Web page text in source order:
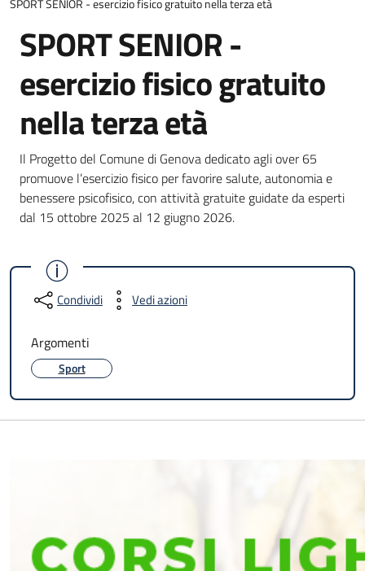
SPORT SENIOR - esercizio fisico gratuito nella terza età
SPORT SENIOR -
esercizio fisico gratuito
nella terza età
Il Progetto del Comune di Genova dedicato agli over 65
promuove l’esercizio fisico per favorire salute, autonomia e
benessere psicofisico, con attività gratuite guidate da esperti
dal 15 ottobre 2025 al 12 giugno 2026.
Condividi Vedi azioni
Argomenti
Sport